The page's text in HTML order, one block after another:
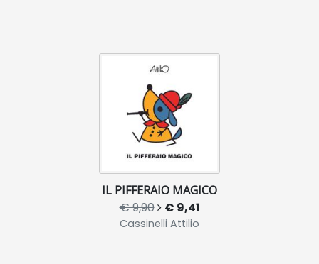
IL PIFFERAIO MAGICO
€ 9,90 € 9,41
Cassinelli Attilio